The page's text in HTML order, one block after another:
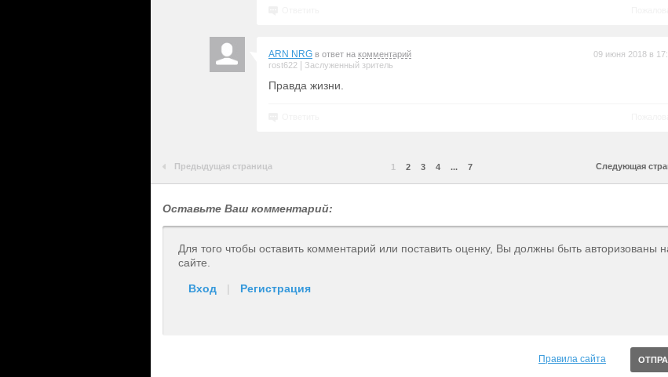
ARN NRG в ответ на комментарий
rost622
Заслуженный зритель
09 июня 2018 в
Правда жизни.
Предыдущая страница 1 2 3 4 ... 7 Следующая
Оставьте Ваш комментарий:
Для того чтобы оставить комментарий или поставить оценку, Вы должны быть авторизованы
сайте.
Вход | Регистрация
Правила сайта